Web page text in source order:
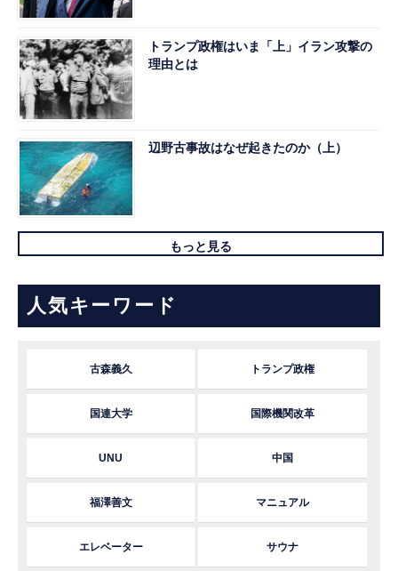
トランプ政権はいま「上」イラン攻撃の
理由とは
辺野古事故はなぜ起きたのか（上）
もっと見る
人気キーワード
古森義久 トランプ政権
国連大学 国際機関改革
UNU 中国
福澤善文 マニュアル
エレベーター サウナ